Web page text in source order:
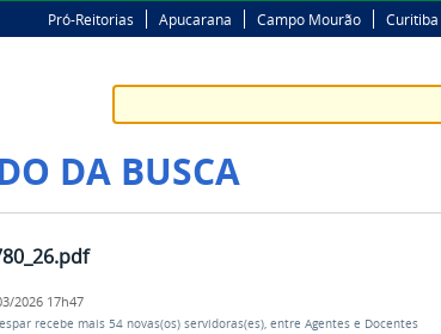
Pró-Reitorias Apucarana Campo Mourão Curitiba
DA BUSCA
2026 17h47
recebe mais 54 novas(os) servidoras(es), entre Agentes e Docentes